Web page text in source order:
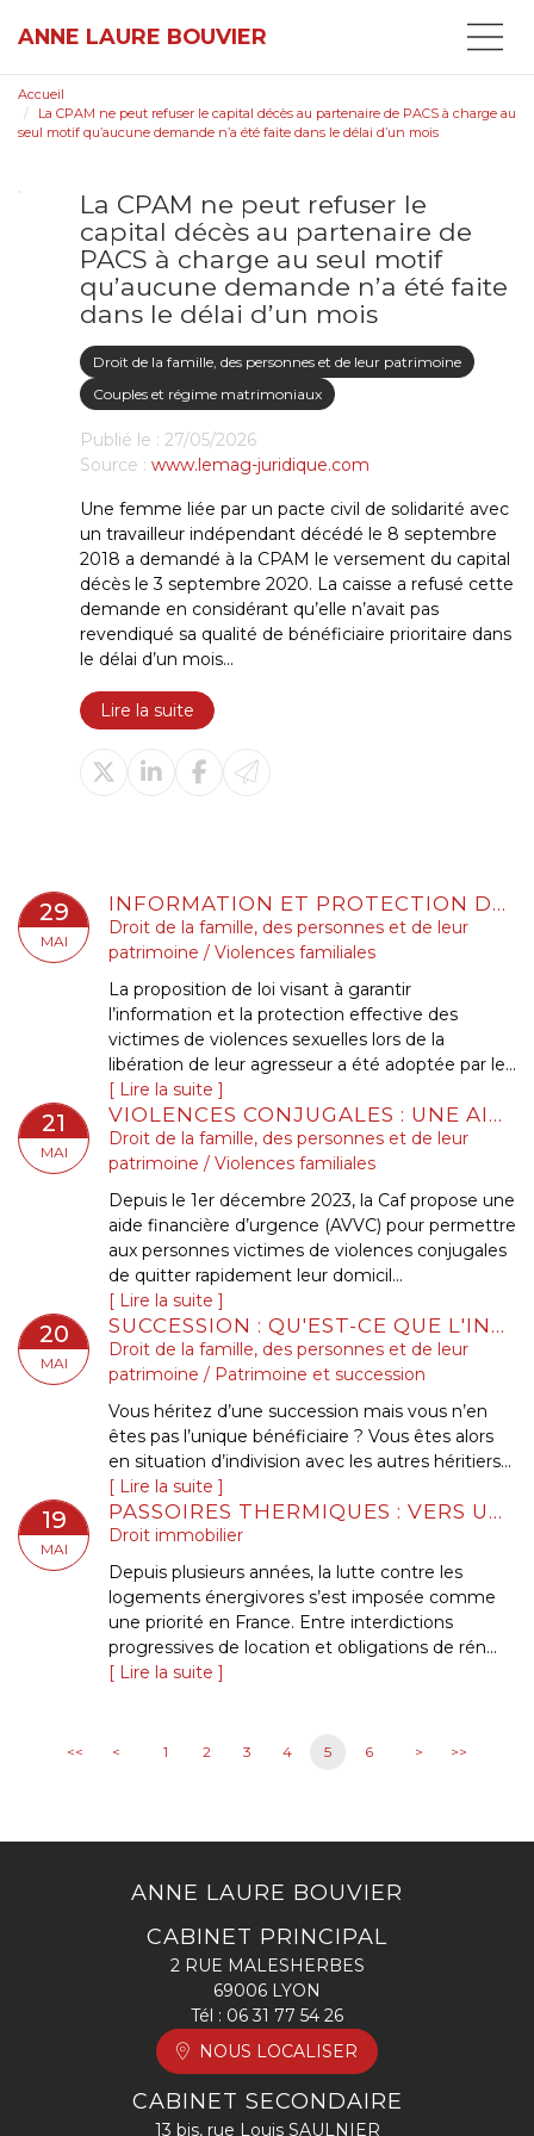
ANNE LAURE BOUVIER
Accueil
La CPAM ne peut refuser le capital décès au partenaire de PACS à charge au
seul motif qu’aucune demande n’a été faite dans le délai d’un mois
La CPAM ne peut refuser le
capital décès au partenaire de
PACS à charge au seul motif
qu’aucune demande n’a été faite
dans le délai d’un mois
Publié le : 27/05/2026
Droit de la famille, des personnes et de leur patrimoine
Couples et régime matrimoniaux
Source : www.lemag-juridique.com
Une femme liée par un pacte civil de solidarité avec
un travailleur indépendant décédé le 8 septembre
2018 a demandé à la CPAM le versement du capital
décès le 3 septembre 2020. La caisse a refusé cette
demande en considérant qu’elle n’avait pas
revendiqué sa qualité de bénéficiaire prioritaire dans
le délai d’un mois...
Lire la suite
INFORMATION ET PROTECTION DES VICTIMES DE VIOLENCES SEXUELLES LORS DE LA LIBÉRATION DE LEUR AGRESSEUR : ADOPTION À L'AN
29
MAI
Droit de la famille, des personnes et de leur
patrimoine / Violences familiales
La proposition de loi visant à garantir
l’information et la protection effective des
victimes de violences sexuelles lors de la
libération de leur agresseur a été adoptée par le...
Lire la suite
VIOLENCES CONJUGALES : UNE AIDE FINANCIÈRE D’URGENCE POUR QUITTER LE DOMICILE EN SÉCURITÉ
21
MAI
Droit de la famille, des personnes et de leur
patrimoine / Violences familiales
Depuis le 1er décembre 2023, la Caf propose une
aide financière d’urgence (AVVC) pour permettre
aux personnes victimes de violences conjugales
de quitter rapidement leur domicil...
Lire la suite
SUCCESSION : QU'EST-CE QUE L'INDIVISION ?
20
MAI
Droit de la famille, des personnes et de leur
patrimoine / Patrimoine et succession
Vous héritez d’une succession mais vous n’en
êtes pas l’unique bénéficiaire ? Vous êtes alors
en situation d’indivision avec les autres héritiers...
Lire la suite
PASSOIRES THERMIQUES : VERS UN ASSOUPLISSEMENT DES RÈGLES DE LOCATION EN FRANCE ?
19
MAI
Droit immobilier
Depuis plusieurs années, la lutte contre les
logements énergivores s’est imposée comme
une priorité en France. Entre interdictions
progressives de location et obligations de rén...
Lire la suite
<< < 1 2 3 4 5 6 > >>
ANNE LAURE BOUVIER
CABINET PRINCIPAL
2 RUE MALESHERBES
69006 LYON
Tél : 06 31 77 54 26
NOUS LOCALISER
CABINET SECONDAIRE
13 bis, rue Louis SAULNIER